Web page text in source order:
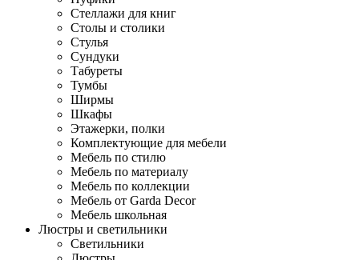
Стеллажи для книг
Столы и столики
Стулья
Сундуки
Табуреты
Тумбы
Ширмы
Шкафы
Этажерки, полки
Комплектующие для мебели
Мебель по стилю
Мебель по материалу
Мебель по коллекции
Мебель от Garda Decor
Мебель школьная
Люстры и светильники
Светильники